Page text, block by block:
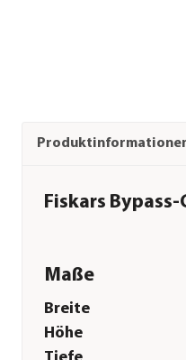
Fiskars
Maße
Breite
Höhe